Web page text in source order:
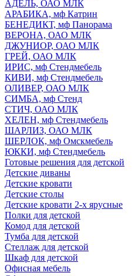
АДЕЛЬ, ОАО МЛК
АРАБИКА, мф Катрин
БЕНЕДИКТ, мф Панорама
ВЕРОНА, ОАО МЛК
ДЖУНИОР, ОАО МЛК
ГРЕЙ, ОАО МЛК
ИРИС, мф Стендмебель
КИВИ, мф Стендмебель
ОЛИВЕР, ОАО МЛК
СИМБА, мф Стенд
СТИЧ, ОАО МЛК
ХЕЛЕН, мф Стендмебель
ШАРЛИЗ, ОАО МЛК
ШЕРЛОК, мф Омскмебель
ЮККИ, мф Стендмебель
Готовые решения для детской
Детские диваны
Детские кровати
Детские столы
Детские кровати 2-х ярусные
Полки для детской
Комод для детской
Тумба для детской
Стеллаж для детской
Шкаф для детской
Офисная мебель